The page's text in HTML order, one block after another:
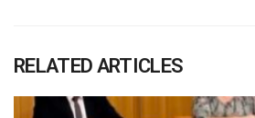
RELATED ARTICLES